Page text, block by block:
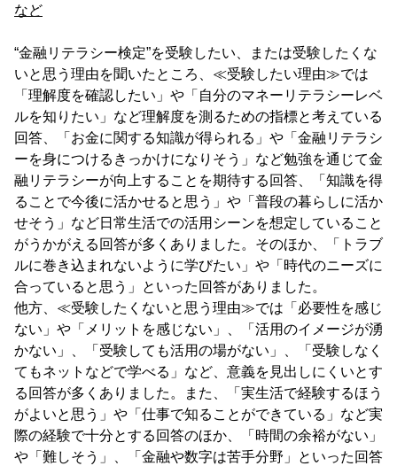
など
“金融リテラシー検定”を受験したい、または受験したくな
いと思う理由を聞いたところ、≪受験したい理由≫では
「理解度を確認したい」や「自分のマネーリテラシーレベ
ルを知りたい」など理解度を測るための指標と考えている
回答、「お金に関する知識が得られる」や「金融リテラシ
ーを身につけるきっかけになりそう」など勉強を通じて金
融リテラシーが向上することを期待する回答、「知識を得
ることで今後に活かせると思う」や「普段の暮らしに活か
せそう」など日常生活での活用シーンを想定していること
がうかがえる回答が多くありました。そのほか、「トラブ
ルに巻き込まれないように学びたい」や「時代のニーズに
合っていると思う」といった回答がありました。
他方、≪受験したくないと思う理由≫では「必要性を感じ
ない」や「メリットを感じない」、「活用のイメージが湧
かない」、「受験しても活用の場がない」、「受験しなく
てもネットなどで学べる」など、意義を見出しにくいとす
る回答が多くありました。また、「実生活で経験するほう
がよいと思う」や「仕事で知ることができている」など実
際の経験で十分とする回答のほか、「時間の余裕がない」
や「難しそう」、「金融や数字は苦手分野」といった回答